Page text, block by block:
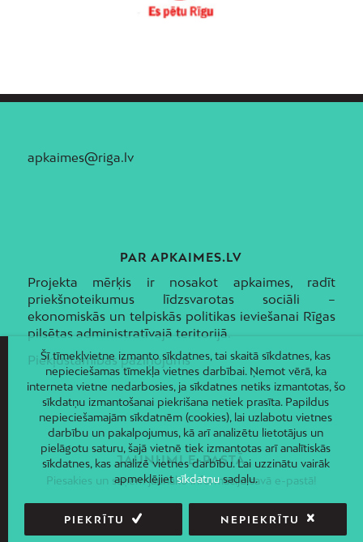
apkaimes@riga.lv
PAR APKAIMES.LV
Projekta mērķis ir nosakot apkaimes, radīt
priekšnoteikumus līdzsvarotas sociāli –
ekonomiskās un telpiskās politikas ieviešanai Rīgas
pilsētas administratīvajā teritorijā.
Piekļūstamības paziņojums
JAUNUMI E-PASTĀ
Piesakies un saņem jaunāko informāciju savā e-pastā!
Šī tīmekļvietne izmanto sīkdatnes, tai skaitā sīkdatnes, kas
nepieciešamas tīmekļa vietnes darbībai. Ņemot vērā, ka
interneta vietne nedarbosies, ja sīkdatnes netiks izmantotas, šo
sīkdatņu izmantošanai piekrišana netiek prasīta. Papildus
nepieciešamajām sīkdatnēm (cookies), lai uzlabotu vietnes
darbību un pakalpojumus, kā arī analizētu lietotājus un
pielāgotu saturu, šajā vietnē tiek izmantotas arī analītiskās
sīkdatnes, kas analizē vietnes darbību. Lai uzzinātu vairāk
apmeklējietsīkdatņusadaļu.
PIEKRĪTU NEPIEKRĪTU